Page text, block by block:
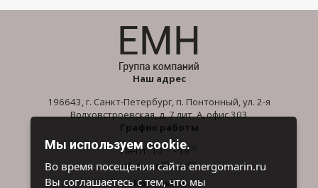
Наш адрес
196643, г. Санкт-Петербург, п. Понтонный, ул. 2-я
Волховстроевская, д. 7 лит. А, офис 303
График работы
Пн-Пт: 1000- 1900
Сб-Вс: 1000- 1600
Контакты
Мы используем cookie.
Во время посещения сайта energomarin.ru
Вы соглашаетесь с тем, что мы